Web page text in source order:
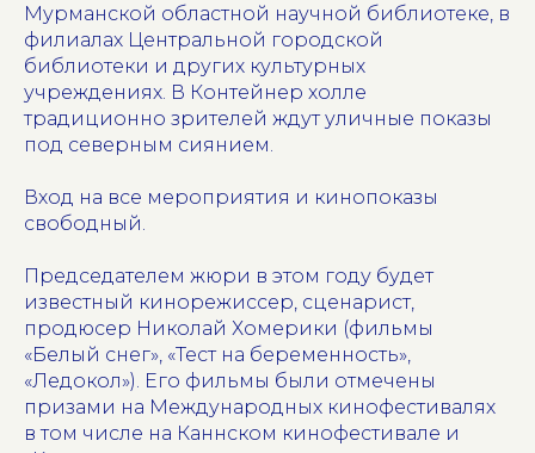
Мурманской областной научной библиотеке, в
филиалах Центральной городской
библиотеки и других культурных
учреждениях. В Контейнер холле
традиционно зрителей ждут уличные показы
под северным сиянием.
Вход на все мероприятия и кинопоказы
свободный.
Председателем жюри в этом году будет
известный кинорежиссер, сценарист,
продюсер Николай Хомерики (фильмы
«Белый снег», «Тест на беременность»,
«Ледокол»). Его фильмы были отмечены
призами на Международных кинофестивалях
в том числе на Каннском кинофестивале и